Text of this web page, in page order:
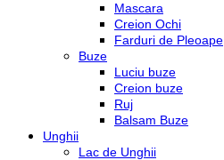
Mascara
Creion Ochi
Farduri de Pleoape
Buze
Luciu buze
Creion buze
Ruj
Balsam Buze
Unghii
Lac de Unghii